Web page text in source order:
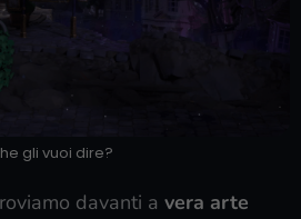
gli vuoi dire?
davanti a vera arte